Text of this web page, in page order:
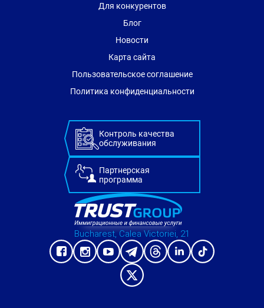
Для конкурентов
Блог
Новости
Карта сайта
Пользовательское соглашение
Политика конфиденциальности
Bucharest, Calea Victoriei, 21
Контроль качества
обслуживания
Партнерская
программа